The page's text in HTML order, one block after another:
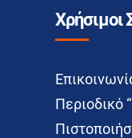
Χρήσιμοι
Περιοδικό